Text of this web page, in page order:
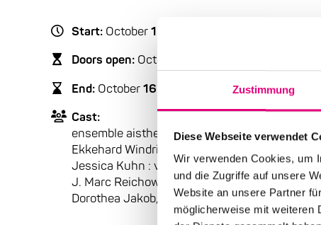
Zustimmung
Diese Webseite verwendet
Wir verwenden Cookies, um
und die Zugriffe auf unsere
Website an unsere Partner
möglicherweise mit weiteren
Start: October16
Doors open: October
End: October16
, 2015 – 10:30 p.m.
Cast:
ensemble aisthesis:
Ekkehard Windrich : v
Jessica Kuhn : vc
J. Marc Reichow : p | SCHOLA HEIDELBERG:
Dorothea Jakob, Peyee Chen, Johannes